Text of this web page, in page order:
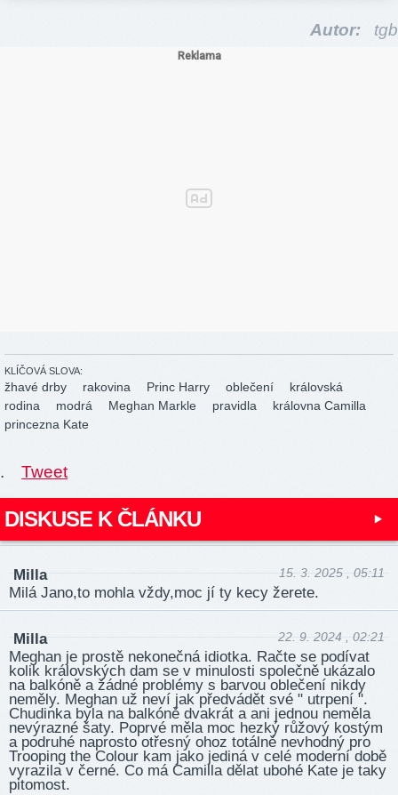
Autor: tgb
KLÍČOVÁ SLOVA:
žhavé drby rakovina Princ Harry oblečení
královská
rodina
modrá Meghan Markle pravidla
královna Camilla
princezna Kate
. Tweet
DISKUSE K ČLÁNKU
Milla 15. 3. 2025 , 05:11
Milá Jano,to mohla vždy,moc jí ty kecy žerete.
Milla 22. 9. 2024 , 02:21
Meghan je prostě nekonečná idiotka. Račte se podívat
kolik královských dam se v minulosti společně ukázalo
na balkóně a žádné problémy s barvou oblečení nikdy
neměly. Meghan už neví jak předvádět své " utrpení ".
Chudinka byla na balkóně dvakrát a ani jednou neměla
nevýrazné šaty. Poprvé měla moc hezký růžový kostým
a podruhé naprosto otřesný ohoz totálně nevhodný pro
Trooping the Colour kam jako jediná v celé moderní době
vyrazila v černé. Co má Camilla dělat ubohé Kate je taky
pitomost.